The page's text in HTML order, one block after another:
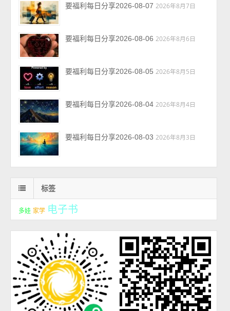
要福利每日分享2026-08-07 2026年8月7日
要福利每日分享2026-08-06 2026年8月6日
要福利每日分享2026-08-05 2026年8月5日
要福利每日分享2026-08-04 2026年8月4日
要福利每日分享2026-08-03 2026年8月3日
标签
多娃 家学 电子书